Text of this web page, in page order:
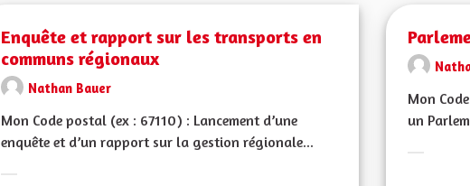
Enquête et rapport sur les transports en
communs régionaux
Nathan Bauer
Mon Code postal (ex : 67110) : Lancement d’une
enquête et d’un rapport sur la gestion régionale...
Mon
un